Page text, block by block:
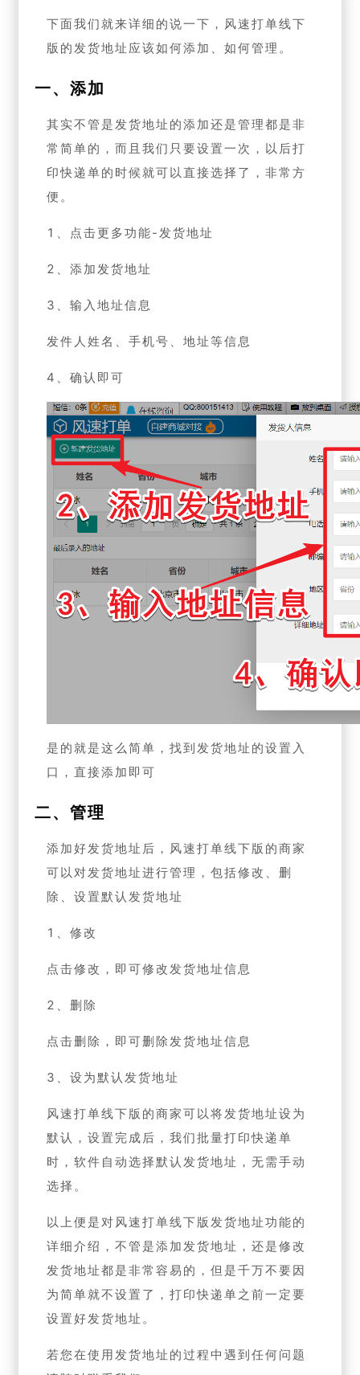
下面我们就来详细的说一下，风速打单线下
版的发货地址应该如何添加、如何管理。
一、添加
其实不管是发货地址的添加还是管理都是非
常简单的，而且我们只要设置一次，以后打
印快递单的时候就可以直接选择了，非常方
便。
1、点击更多功能-发货地址
2、添加发货地址
3、输入地址信息
发件人姓名、手机号、地址等信息
4、确认即可
是的就是这么简单，找到发货地址的设置入
口，直接添加即可
二、管理
添加好发货地址后，风速打单线下版的商家
可以对发货地址进行管理，包括修改、删
除、设置默认发货地址
1、修改
点击修改，即可修改发货地址信息
2、删除
点击删除，即可删除发货地址信息
3、设为默认发货地址
风速打单线下版的商家可以将发货地址设为
默认，设置完成后，我们批量打印快递单
时，软件自动选择默认发货地址，无需手动
选择。
以上便是对风速打单线下版发货地址功能的
详细介绍，不管是添加发货地址，还是修改
发货地址都是非常容易的，但是千万不要因
为简单就不设置了，打印快递单之前一定要
设置好发货地址。
若您在使用发货地址的过程中遇到任何问题